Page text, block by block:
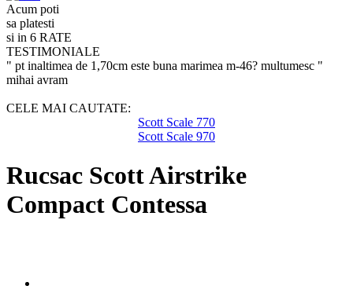
Acum poti
sa platesti
si in 6 RATE
TESTIMONIALE
" pt inaltimea de 1,70cm este buna marimea m-46? multumesc "
mihai avram
CELE MAI CAUTATE:
Scott Scale 770
Scott Scale 970
Rucsac Scott Airstrike
Compact Contessa